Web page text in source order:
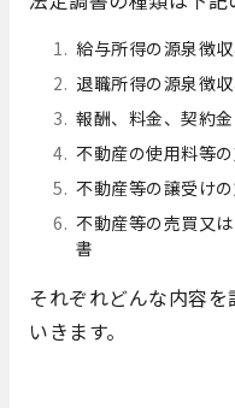
給与所得の源泉徴
退職所得の源泉徴
報酬、料金、契約
不動産の使用料等
不動産等の譲受け
不動産等の売買又
書
それぞれどんな内容
いきます。